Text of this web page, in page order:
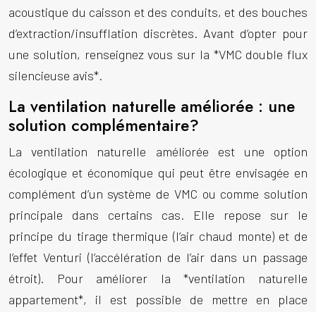
acoustique du caisson et des conduits, et des bouches
d’extraction/insufflation discrètes. Avant d’opter pour
une solution, renseignez vous sur la *VMC double flux
silencieuse avis*.
La ventilation naturelle améliorée : une
solution complémentaire?
La ventilation naturelle améliorée est une option
écologique et économique qui peut être envisagée en
complément d’un système de VMC ou comme solution
principale dans certains cas. Elle repose sur le
principe du tirage thermique (l’air chaud monte) et de
l’effet Venturi (l’accélération de l’air dans un passage
étroit). Pour améliorer la *ventilation naturelle
appartement*, il est possible de mettre en place